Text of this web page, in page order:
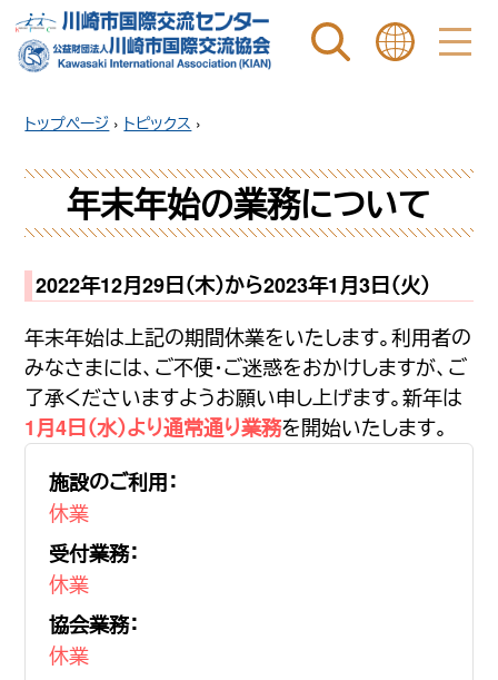
ページ内を検索
ことば
トップページ › トピックス ›
年末年始の業務について
2022年12月29日（木）から2023年1月3日（火）
年末年始は上記の期間休業をいたします。利用者の
みなさまには、ご不便・ご迷惑をおかけしますが、ご
了承くださいますようお願い申し上げます。新年は
1月4日（水）より通常通り業務を開始いたします。
施設のご利用：
休業
受付業務：
休業
協会業務：
休業